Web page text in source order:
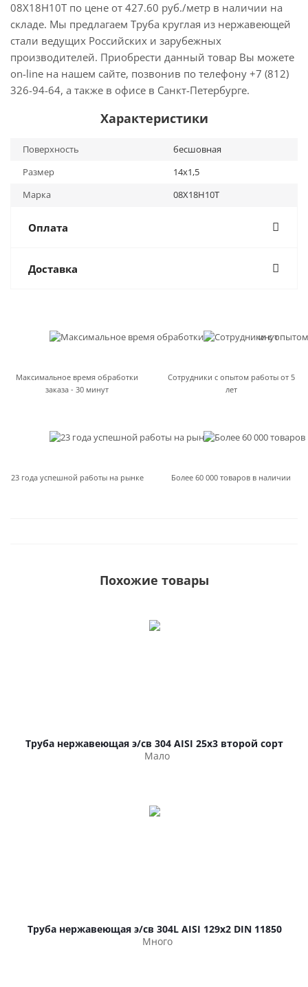
08Х18Н10Т по цене от 427.60 руб./метр в наличии на
складе. Мы предлагаем Труба круглая из нержавеющей
стали ведущих Российских и зарубежных
производителей. Приобрести данный товар Вы можете
on-line на нашем сайте, позвонив по телефону +7 (812)
326-94-64, а также в офисе в Санкт-Петербурге.
Характеристики
Поверхность
бесшовная
Размер
14х1,5
Марка
08Х18Н10Т
Оплата
Доставка
Максимальное время обработки
заказа - 30 минут
Сотрудники с опытом работы от 5
лет
23 года успешной работы на рынке Более 60 000 товаров в наличии
Похожие товары
Труба нержавеющая э/св 304 AISI 25х3 второй сорт
Мало
Труба нержавеющая э/св 304L AISI 129х2 DIN 11850
Много